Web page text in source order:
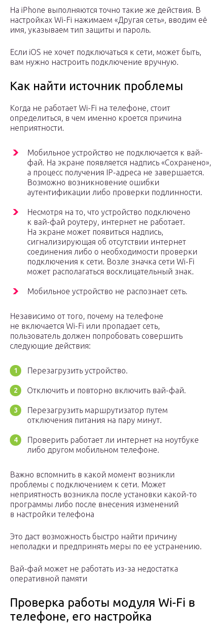
На iPhone выполняются точно такие же действия. В
настройках Wi-Fi нажимаем «Другая сеть», вводим её
имя, указываем тип защиты и пароль.
Если iOS не хочет подключаться к сети, может быть,
вам нужно настроить подключение вручную.
Как найти источник проблемы
Когда не работает Wi-Fi на телефоне, стоит
определиться, в чем именно кроется причина
неприятности.
Мобильное устройство не подключается к вай-
фай. На экране появляется надпись «Сохранено»,
а процесс получения IP-адреса не завершается.
Возможно возникновение ошибки
аутентификации либо проверки подлинности.
Несмотря на то, что устройство подключено
к вай-фай роутеру, интернет не работает.
На экране может появиться надпись,
сигнализирующая об отсутствии интернет
соединения либо о необходимости проверки
подключения к сети. Возле значка сети Wi-Fi
может располагаться восклицательный знак.
Мобильное устройство не распознает сеть.
Независимо от того, почему на телефоне
не включается Wi-Fi или пропадает сеть,
пользователь должен попробовать совершить
следующие действия:
Перезагрузить устройство.
Отключить и повторно включить вай-фай.
Перезагрузить маршрутизатор путем
отключения питания на пару минут.
Проверить работает ли интернет на ноутбуке
либо другом мобильном телефоне.
Важно вспомнить в какой момент возникли
проблемы с подключением к сети. Может
неприятность возникла после установки какой-то
программы либо после внесения изменений
в настройки телефона
Это даст возможность быстро найти причину
неполадки и предпринять меры по ее устранению.
Вай-фай может не работать из-за недостатка
оперативной памяти
Проверка работы модуля Wi-Fi в
телефоне, его настройка